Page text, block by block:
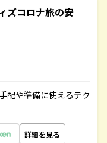
ズコロナ旅の安
配や準備に使えるテク
詳細を見る